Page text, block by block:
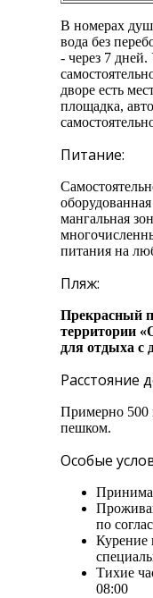
В номерах душ
вода без
- через 7
дворе есть
площадка,
Питание:
мангальная
питания на
Пляж:
Прекрасный
территории
для отдыха с
Расстояние
Примерно 500
пешком.
Особые
по
Курение
Тихие
08:00